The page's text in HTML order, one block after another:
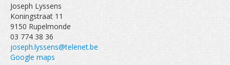
Joseph Lyssens
Koningstraat 11
9150 Rupelmonde
03 774 38 36
joseph.lyssens@telenet.be
Google maps